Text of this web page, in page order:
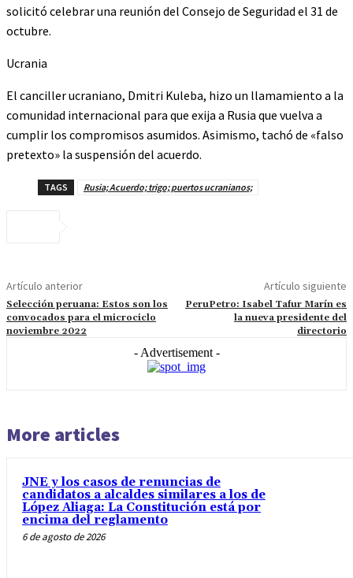
solicitó celebrar una reunión del Consejo de Seguridad el 31 de
octubre.
Ucrania
El canciller ucraniano, Dmitri Kuleba, hizo un llamamiento a la
comunidad internacional para que exija a Rusia que vuelva a
cumplir los compromisos asumidos. Asimismo, tachó de «falso
pretexto» la suspensión del acuerdo.
TAGS Rusia; Acuerdo; trigo; puertos ucranianos;
Artículo anterior
Selección peruana: Estos son los
convocados para el microciclo
noviembre 2022
Artículo siguiente
PeruPetro: Isabel Tafur Marín es
la nueva presidente del
directorio
- Advertisement -
More articles
JNE y los casos de renuncias de
candidatos a alcaldes similares a los de
López Aliaga: La Constitución está por
encima del reglamento
6 de agosto de 2026